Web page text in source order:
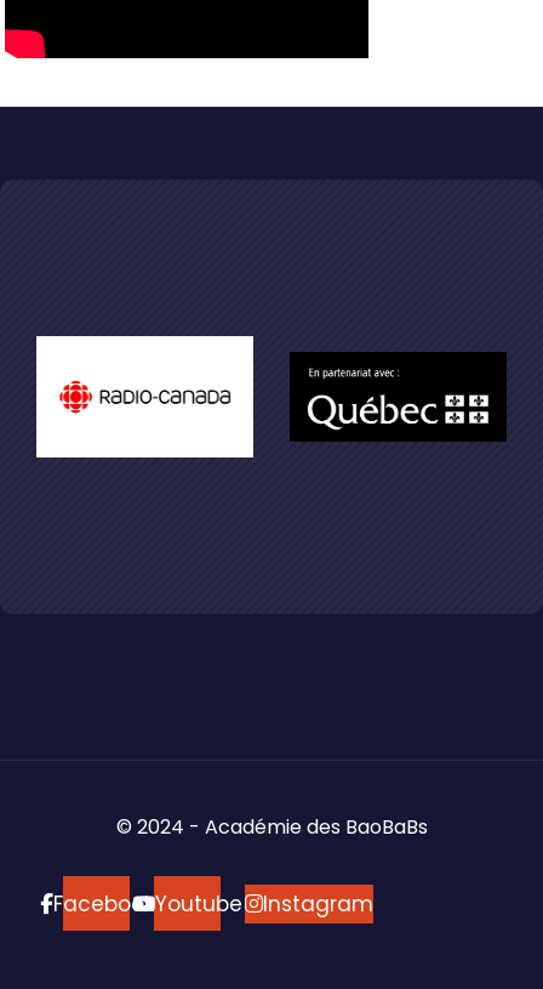
© 2024 - Académie des BaoBaBs
FacebookYoutube Instagram